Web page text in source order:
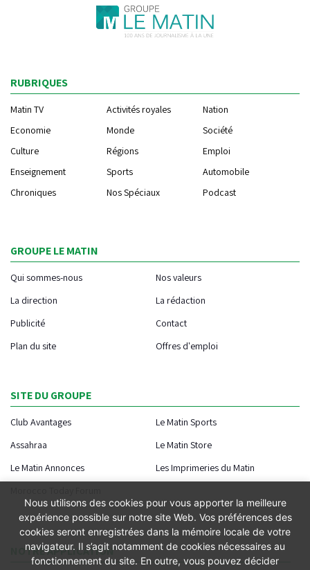
RUBRIQUES
Matin TV Activités royales
Nation
Economie
Monde
Société
Culture
Régions
Emploi
Enseignement
Sports
Automobile
Chroniques
Nos Spéciaux Podcast
GROUPE LE MATIN
Qui sommes-nous
Nos valeurs
La direction
La rédaction
Publicité
Contact
Plan du site
Offres d'emploi
SITE DU GROUPE
Club Avantages
Le Matin Sports
Assahraa
Le Matin Store
Le Matin Annonces
Les Imprimeries du Matin
NOTRE APPLICATION
Nous utilisons des cookies pour vous apporter la meilleure
expérience possible sur notre site Web. Vos préférences des
cookies seront enregistrées dans la mémoire locale de votre
navigateur. Il s’agit notamment de cookies nécessaires au
fonctionnement du site. En outre, vous pouvez décider